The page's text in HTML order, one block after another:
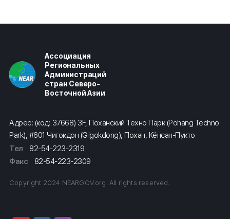
Ассоциация
Региональных
Администраций
стран Северо-
Восточной Азии
Адрес: (код: 37668) 3F, Поханский Техно Парк (Pohang Techno
Park), #601 Чигокдон (Gigokdong), Похан, Кёнсан-Пукто
Тел
82-54-223-2319
Факс
82-54-223-2309
Copyright 2024 NEARGOV.org. All rights reserved.